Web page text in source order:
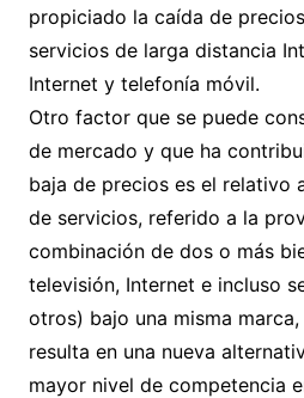
propiciado la caída de
servicios de larga distancia
Internet y telefonía móvil.
Otro factor que se puede
de mercado y que ha
baja de precios es el relativo
de servicios, referido a la
combinación de dos o más
televisión, Internet e incluso
otros) bajo una misma
resulta en una nueva
mayor nivel de competencia